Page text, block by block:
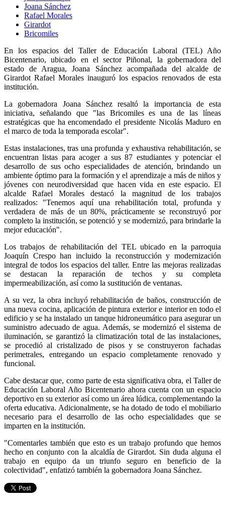
Joana Sánchez
Rafael Morales
Girardot
Bricomiles
En los espacios del Taller de Educación Laboral (TEL) Año
Bicentenario, ubicado en el sector Piñonal, la gobernadora del
estado de Aragua, Joana Sánchez acompañada del alcalde de
Girardot Rafael Morales inauguró los espacios renovados de esta
institución.
La gobernadora Joana Sánchez resaltó la importancia de esta
iniciativa, señalando que "las Bricomiles es una de las líneas
estratégicas que ha encomendado el presidente Nicolás Maduro en
el marco de toda la temporada escolar".
Estas instalaciones, tras una profunda y exhaustiva rehabilitación, se
encuentran listas para acoger a sus 87 estudiantes y potenciar el
desarrollo de sus ocho especialidades de atención, brindando un
ambiente óptimo para la formación y el aprendizaje a más de niños y
jóvenes con neurodiversidad que hacen vida en este espacio. El
alcalde Rafael Morales destacó la magnitud de los trabajos
realizados: "Tenemos aquí una rehabilitación total, profunda y
verdadera de más de un 80%, prácticamente se reconstruyó por
completo la institución, se potenció y se modernizó, para brindarle la
mejor educación".
Los trabajos de rehabilitación del TEL ubicado en la parroquia
Joaquín Crespo han incluido la reconstrucción y modernización
integral de todos los espacios del taller. Entre las mejoras realizadas
se destacan la reparación de techos y su completa
impermeabilización, así como la sustitución de ventanas.
A su vez, la obra incluyó rehabilitación de baños, construcción de
una nueva cocina, aplicación de pintura exterior e interior en todo el
edificio y se ha instalado un tanque hidroneumático para asegurar un
suministro adecuado de agua. Además, se modernizó el sistema de
iluminación, se garantizó la climatización total de las instalaciones,
se procedió al cristalizado de pisos y se construyeron fachadas
perimetrales, entregando un espacio completamente renovado y
funcional.
Cabe destacar que, como parte de esta significativa obra, el Taller de
Educación Laboral Año Bicentenario ahora cuenta con un espacio
deportivo en su exterior así como un área lúdica, complementando la
oferta educativa. Adicionalmente, se ha dotado de todo el mobiliario
necesario para el desarrollo de las ocho especialidades que se
imparten en la institución.
"Comentarles también que esto es un trabajo profundo que hemos
hecho en conjunto con la alcaldía de Girardot. Sin duda alguna el
trabajo en equipo da un triunfo seguro en beneficio de la
colectividad", enfatizó también la gobernadora Joana Sánchez.